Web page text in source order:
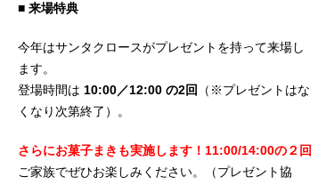
■ 来場特典
今年はサンタクロースがプレゼントを持って来場し
ます。
登場時間は 10:00／12:00 の2回
（※プレゼントはな
くなり次第終了）。
さらにお菓子まきも実施します！11:00/14:00の２回
ご家族でぜひお楽しみください。（プレゼント協